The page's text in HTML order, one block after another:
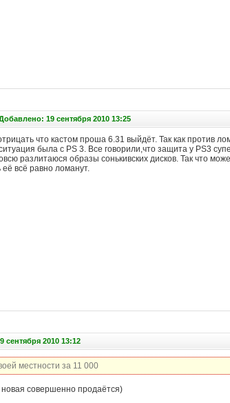
19 сентября 2010 13:25
что кастом проша 6.31 выйдёт. Так как против
была с PS 3. Все говорили,что защита у PS3
разлитаюся образы сонькивских дисков. Так что
всё равно ломанут.
2010 13:12
местности за 11 000
совершенно продаётся)